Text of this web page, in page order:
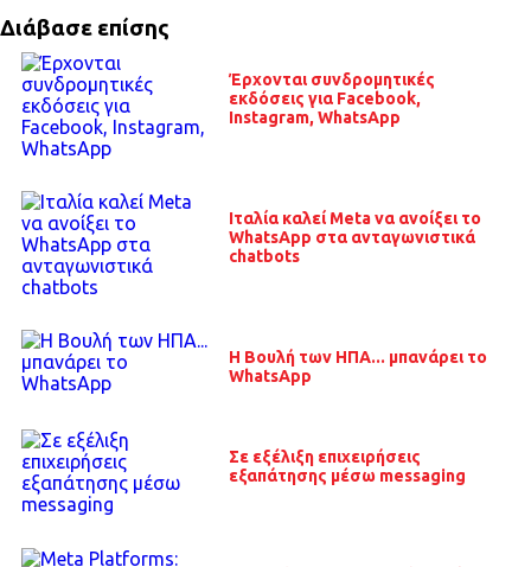
Διάβασε επίσης
Έρχονται συνδρομητικές
εκδόσεις για Facebook,
Instagram, WhatsApp
Ιταλία καλεί Meta να ανοίξει το
WhatsApp στα ανταγωνιστικά
chatbots
Η Βουλή των ΗΠΑ... μπανάρει το
WhatsApp
Σε εξέλιξη επιχειρήσεις
εξαπάτησης μέσω messaging